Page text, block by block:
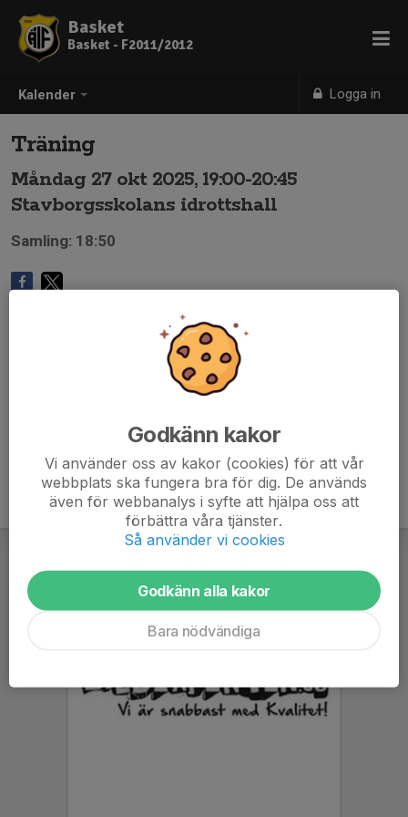
Kalender Logga in
Basket
Basket - F2011/2012
Träning
Måndag 27 okt 2025, 19:00-20:45
Stavborgsskolans idrottshall
Samling: 18:50
Godkänn kakor
Vi använder oss av kakor (cookies) för att vår
webbplats ska fungera bra för dig. De används
även för webbanalys i syfte att hjälpa oss att
förbättra våra tjänster.
Så använder vi cookies
Godkänn alla kakor
Bara nödvändiga